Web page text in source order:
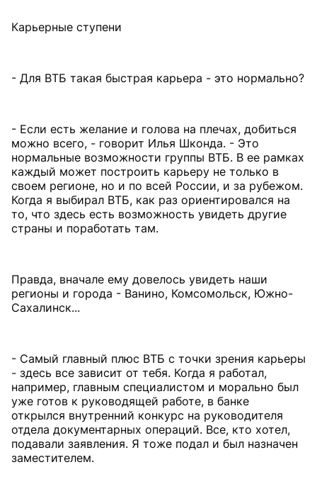
Карьерные ступени
- Для ВТБ такая быстрая карьера - это нормально?
- Если есть желание и голова на плечах, добиться
можно всего, - говорит Илья Шконда. - Это
нормальные возможности группы ВТБ. В ее рамках
каждый может построить карьеру не только в
своем регионе, но и по всей России, и за рубежом.
Когда я выбирал ВТБ, как раз ориентировался на
то, что здесь есть возможность увидеть другие
страны и поработать там.
Правда, вначале ему довелось увидеть наши
регионы и города - Ванино, Комсомольск, Южно-
Сахалинск...
- Самый главный плюс ВТБ с точки зрения карьеры
- здесь все зависит от тебя. Когда я работал,
например, главным специалистом и морально был
уже готов к руководящей работе, в банке
открылся внутренний конкурс на руководителя
отдела документарных операций. Все, кто хотел,
подавали заявления. Я тоже подал и был назначен
заместителем.